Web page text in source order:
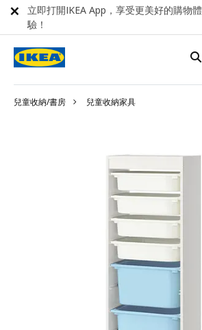
兒童收納/書房 兒童收納家具
立即打開IKEA App，享受更美好的購物體
驗！